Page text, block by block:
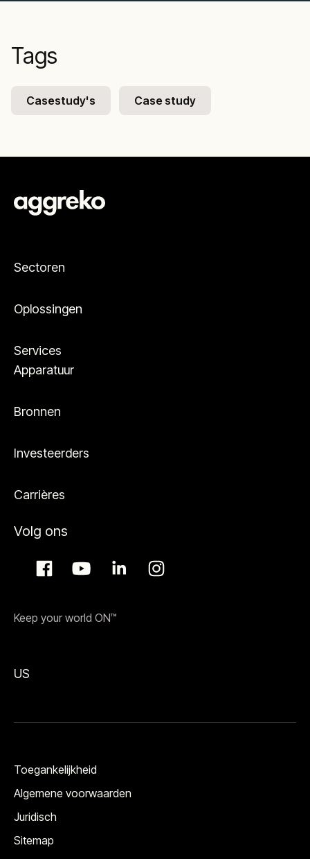
Tags
Casestudy's Case study
Sectoren
Oplossingen
Services
Apparatuur
Bronnen
Investeerders
Carrières
Volg ons
Keep your world ON™
US
Toegankelijkheid
Algemene voorwaarden
Juridisch
Sitemap